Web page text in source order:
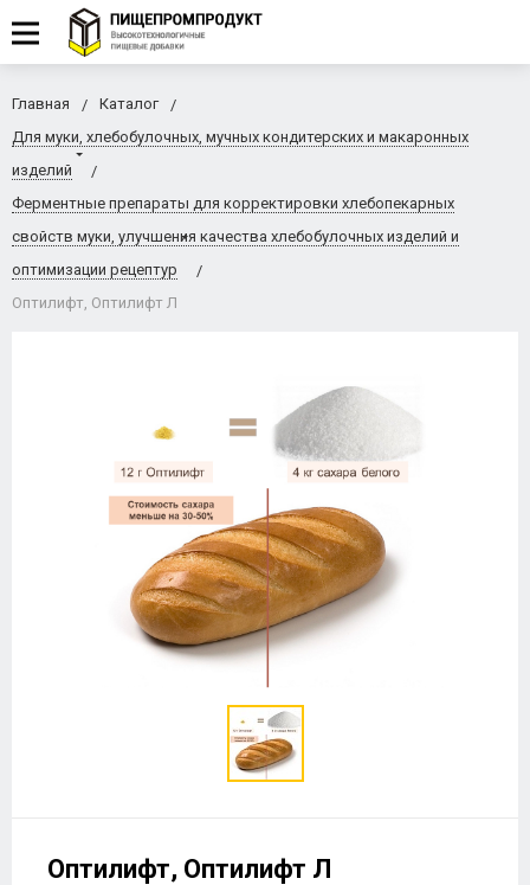
Главная
Каталог
Для муки, хлебобулочных, мучных кондитерских и макаронных
изделий
Ферментные препараты для корректировки хлебопекарных
свойств муки, улучшения качества хлебобулочных изделий и
оптимизации рецептур
Оптилифт, Оптилифт Л
Оптилифт, Оптилифт Л